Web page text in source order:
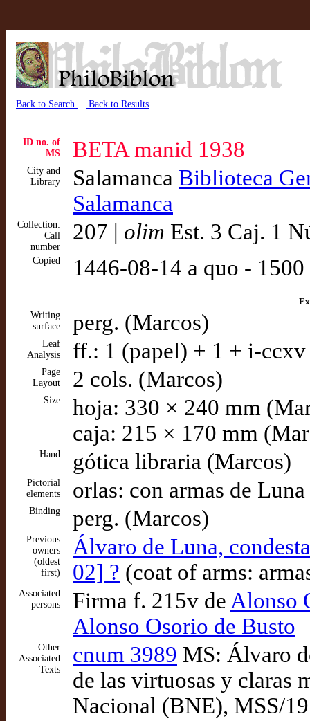
Back to Search Back to Results
ID no. of
MS
BETA manid 1938
City and
Library
Salamanca Biblioteca
Salamanca
Collection:
Call
number
207 | olim Est. 3 Caj. 1
Copied 1446-08-14 a quo -
Writing
surface
perg. (Marcos)
Leaf
Analysis
ff.: 1 (papel) + 1 + i-
Page
Layout
2 cols. (Marcos)
Size
hoja: 330 × 240 mm
caja: 215 × 170 mm
Hand gótica libraria (Marcos)
Pictorial
elements
orlas: con armas de
Binding perg. (Marcos)
Previous
owners
(oldest
first)
Álvaro de Luna,
02] ? (coat of arms:
Associated
persons
Firma f. 215v de Alonso
Alonso Osorio de Busto
Other
Associated
Texts
cnum 3989 MS: Álvaro
de las virtuosas y claras
Nacional (BNE), MSS/